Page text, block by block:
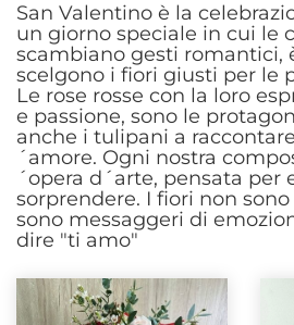
San Valentino è la
un giorno speciale in cui le
scambiano gesti romantici,
scelgono i fiori giusti per le
Le rose rosse con la loro
e passione, sono le
anche i tulipani a
´amore. Ogni nostra
´opera d´arte, pensata per
sorprendere. I fiori non
sono messaggeri di
dire "ti amo"